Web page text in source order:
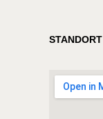
STANDORT